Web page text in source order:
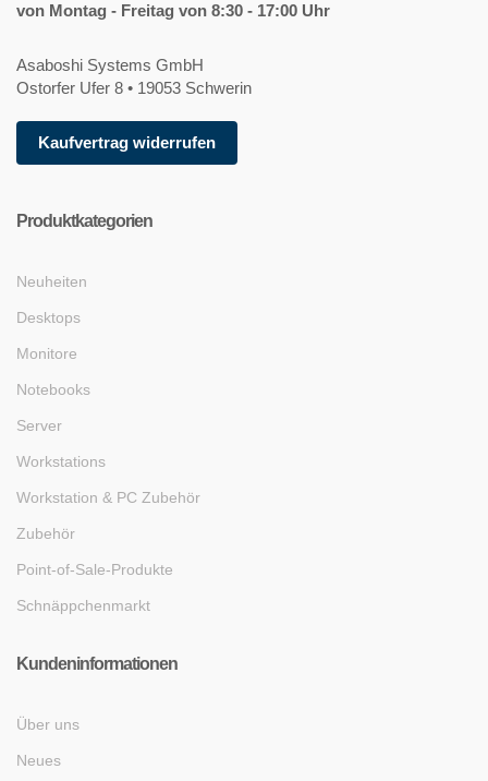
von Montag - Freitag von 8:30 - 17:00 Uhr
Asaboshi Systems GmbH
Ostorfer Ufer 8 • 19053 Schwerin
Kaufvertrag widerrufen
Produktkategorien
Neuheiten
Desktops
Monitore
Notebooks
Server
Workstations
Workstation & PC Zubehör
Zubehör
Point-of-Sale-Produkte
Schnäppchenmarkt
Kundeninformationen
Über uns
Neues